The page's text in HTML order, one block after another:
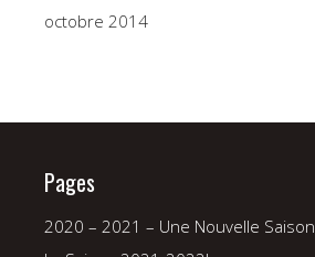
octobre 2014
Pages
2020 – 2021 – Une Nouvelle Saison